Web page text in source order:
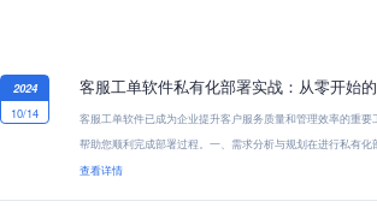
2024
10/14
客服工单软件私有化部署实战：从零开始
客服工单软件已成为企业提升客户服务质量和管理效率的重
帮助您顺利完成部署过程。一、需求分析与规划在进行私有
同...
查看详情